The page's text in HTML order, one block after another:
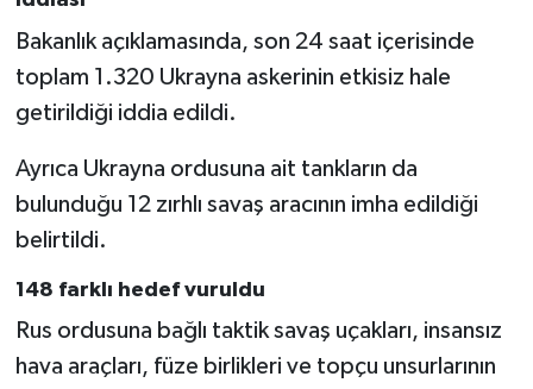
Bakanlık açıklamasında, son 24 saat içerisinde
toplam 1.320 Ukrayna askerinin etkisiz hale
getirildiği iddia edildi.
Ayrıca Ukrayna ordusuna ait tankların da
bulunduğu 12 zırhlı savaş aracının imha edildiği
belirtildi.
148 farklı hedef vuruldu
Rus ordusuna bağlı taktik savaş uçakları, insansız
hava araçları, füze birlikleri ve topçu unsurlarının